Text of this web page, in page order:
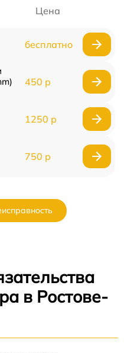
Цена
бесплатно
450 р
1250 р
750 р
в Ростове-